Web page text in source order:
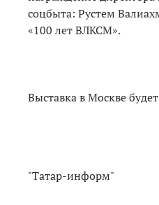
соцбыта: Рустем
«100 лет ВЛКСМ».
Выставка в Москве
"Татар-информ"